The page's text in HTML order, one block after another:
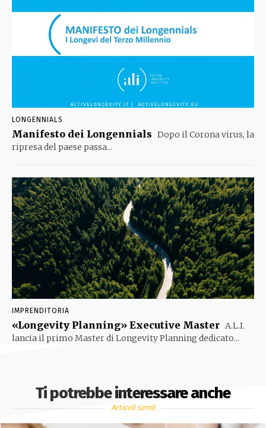
LONGENNIALS
Manifesto dei Longennials Dopo il Corona virus, la
ripresa del paese passa...
IMPRENDITORIA
«Longevity Planning» Executive Master A.L.I.
lancia il primo Master di Longevity Planning dedicato...
Ti potrebbe interessare anche
Articoli simili